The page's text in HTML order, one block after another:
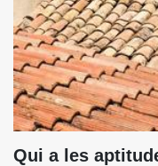
Qui a les